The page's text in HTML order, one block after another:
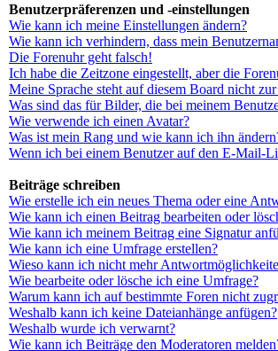
Benutzerpräferenzen und -einstellungen
Wie kann ich meine Einstellungen ändern?
Wie kann ich verhindern, dass mein
Die Forenuhr geht falsch!
Ich habe die Zeitzone eingestellt, aber die
Meine Sprache steht auf diesem Board nicht
Was sind das für Bilder, die bei meinem
Wie verwende ich einen Avatar?
Was ist mein Rang und wie kann ich ihn
Wenn ich bei einem Benutzer auf den E-Mail-
Beiträge schreiben
Wie erstelle ich ein neues Thema oder eine
Wie kann ich einen Beitrag bearbeiten oder
Wie kann ich meinem Beitrag eine Signatur
Wie kann ich eine Umfrage erstellen?
Wieso kann ich nicht mehr
Wie bearbeite oder lösche ich eine Umfrage?
Warum kann ich auf bestimmte Foren nicht
Weshalb kann ich keine Dateianhänge anfügen?
Weshalb wurde ich verwarnt?
Wie kann ich Beiträge den Moderatoren